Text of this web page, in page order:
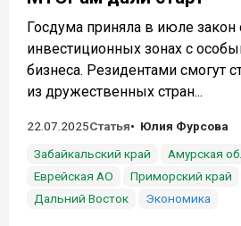
Госдума приняла в июле
инвестиционных зонах с
бизнеса. Резидентами смогут
из дружественных стран...
22.07.2025Статья
Юлия Фурсова
Забайкальский край
Амурская
Еврейская АО
Приморский край
Дальний Восток
Экономика